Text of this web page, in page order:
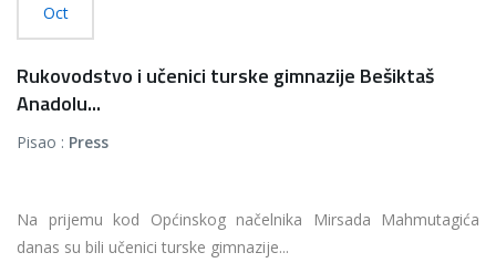
Oct
Rukovodstvo i učenici turske gimnazije Bešiktaš
Anadolu...
Pisao : Press
Na prijemu kod Općinskog načelnika Mirsada Mahmutagića
danas su bili učenici turske gimnazije...